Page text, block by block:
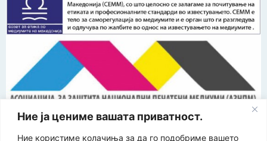
Ние ја цениме вашата приватност.
Ние користиме колачиња за да го подобриме вашето
“ЕУРО-МАК-КОМПАНИ” Д.О.О е членка на асоцијацијата